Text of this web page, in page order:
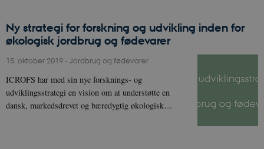
Ny strategi for forskning og udvikling inden for
økologisk jordbrug og fødevarer
15. oktober 2019 - Jordbrug og fødevarer
ICROFS har med sin nye forsknings- og
udviklingsstrategi en vision om at understøtte en
dansk, markedsdrevet og bæredygtig økologisk…